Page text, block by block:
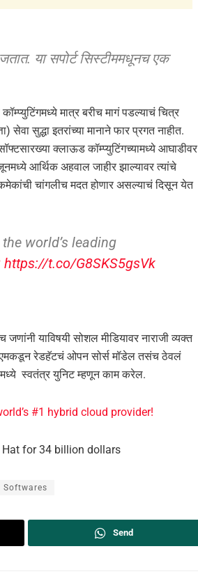
या सपोर्ट सिस्टीममधूनच एक
मात्र बरीच मागं पडल्याचं चित्र
सेवा सुद्धा इतरांच्या मानाने फार प्रगत नाहीत.
क्लाऊड कॉम्प्युटिंगच्यामध्ये आघाडीवर
आर्थिक अहवाल जाहीर झाल्यावर त्यांचे
चांगलीच मदत होणार असल्याचं दिसून येत
world’s leading
https://t.co/G8SKS5gsVk
याविषयी सोशल मीडियावर नाराजी व्यक्त
रेडहॅटचं ओपन सोर्स मॉडेल तसंच ठेवलं
स्वतंत्र युनिट म्हणून काम करेल.
#1 hybrid cloud provider!
Hat for 34 billion dollars
Softwares
Send